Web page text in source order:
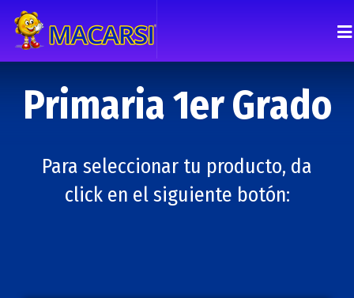
Primaria 1er Grado
Para seleccionar tu producto, da
click en el siguiente botón: